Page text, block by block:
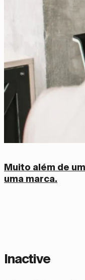
Muito além de
uma marca.
Inactive